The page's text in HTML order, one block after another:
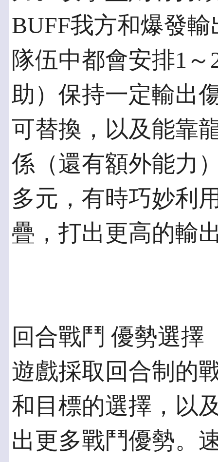
BUFF我方和爆發
隊伍中都會安排1
助）保持一定輸出
可替換，以及能靠
係（還有額外能力
多元，有時巧妙利
疊，打出更高的輸
回合戰鬥 優勢選擇
遊戲採取回合制的
和目標的選擇，以
出更多戰鬥優勢。